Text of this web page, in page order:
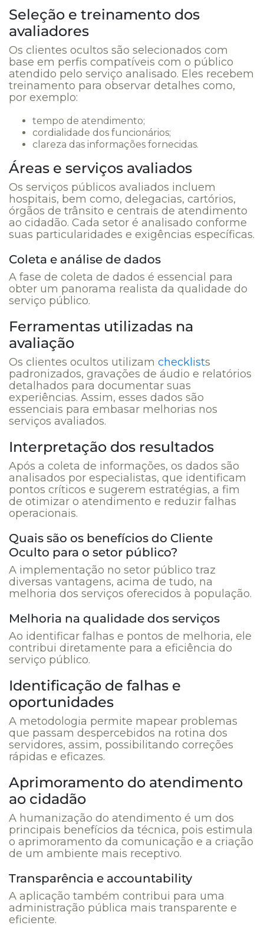
Seleção e treinamento dos
avaliadores
Os clientes ocultos são selecionados com
base em perfis compatíveis com o público
atendido pelo serviço analisado. Eles recebem
treinamento para observar detalhes como,
por exemplo:
tempo de atendimento;
cordialidade dos funcionários;
clareza das informações fornecidas.
Áreas e serviços avaliados
Os serviços públicos avaliados incluem
hospitais, bem como, delegacias, cartórios,
órgãos de trânsito e centrais de atendimento
ao cidadão. Cada setor é analisado conforme
suas particularidades e exigências específicas.
Coleta e análise de dados
A fase de coleta de dados é essencial para
obter um panorama realista da qualidade do
serviço público.
Ferramentas utilizadas na
avaliação
Os clientes ocultos utilizam checklists
padronizados, gravações de áudio e relatórios
detalhados para documentar suas
experiências. Assim, esses dados são
essenciais para embasar melhorias nos
serviços avaliados.
Interpretação dos resultados
Após a coleta de informações, os dados são
analisados por especialistas, que identificam
pontos críticos e sugerem estratégias, a fim
de otimizar o atendimento e reduzir falhas
operacionais.
Quais são os benefícios do Cliente
Oculto para o setor público?
A implementação no setor público traz
diversas vantagens, acima de tudo, na
melhoria dos serviços oferecidos à população.
Melhoria na qualidade dos serviços
Ao identificar falhas e pontos de melhoria, ele
contribui diretamente para a eficiência do
serviço público.
Identificação de falhas e
oportunidades
A metodologia permite mapear problemas
que passam despercebidos na rotina dos
servidores, assim, possibilitando correções
rápidas e eficazes.
Aprimoramento do atendimento
ao cidadão
A humanização do atendimento é um dos
principais benefícios da técnica, pois estimula
o aprimoramento da comunicação e a criação
de um ambiente mais receptivo.
Transparência e accountability
A aplicação também contribui para uma
administração pública mais transparente e
eficiente.